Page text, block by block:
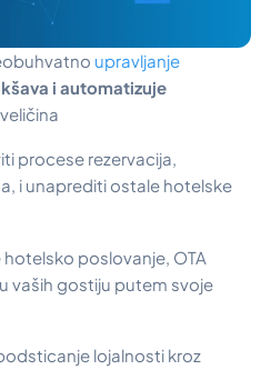
upravljanje
i automatizuje
procese rezervacija,
i unaprediti ostale hotelske
poslovanje, OTA
vaših gostiju putem svoje
lojalnosti kroz